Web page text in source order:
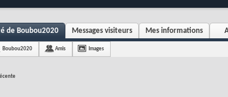
de Boubou2020 Messages visiteurs Mes informations
Boubou2020 Amis Images